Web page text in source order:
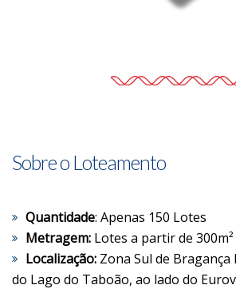
Sobre o Loteamento
Quantidade: Apenas 150 Lotes
Metragem: Lotes a partir de 300m²
Localização: Zona Sul de Bragança
do Lago do Taboão, ao lado do